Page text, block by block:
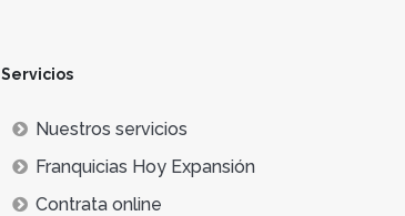
Servicios
Nuestros servicios
Franquicias Hoy Expansión
Contrata online